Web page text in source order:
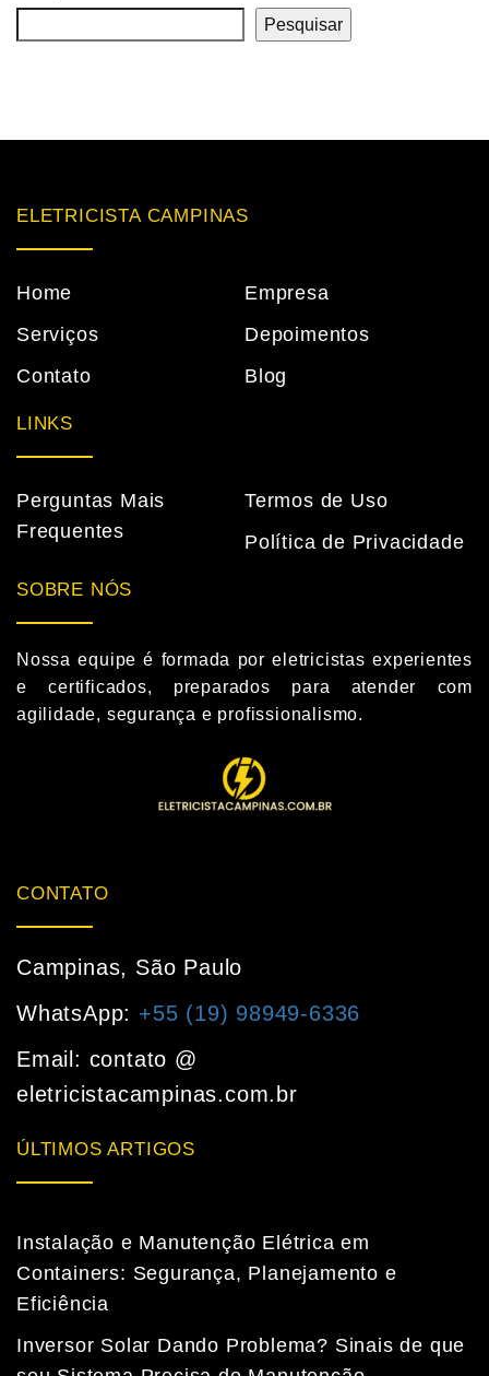
Pesquisar
ELETRICISTA CAMPINAS
Home
Empresa
Serviços
Depoimentos
Contato
Blog
LINKS
Perguntas Mais
Frequentes
Termos de Uso
Política de Privacidade
SOBRE NÓS
Nossa equipe é formada por eletricistas experientes
e certificados, preparados para atender com
agilidade, segurança e profissionalismo.
CONTATO
Campinas, São Paulo
WhatsApp: +55 (19) 98949-6336
Email: contato @
eletricistacampinas.com.br
ÚLTIMOS ARTIGOS
Instalação e Manutenção Elétrica em
Containers: Segurança, Planejamento e
Eficiência
Inversor Solar Dando Problema? Sinais de que